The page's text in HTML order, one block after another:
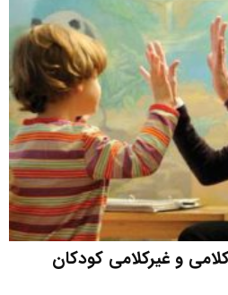
و غیرکلامی کودکان